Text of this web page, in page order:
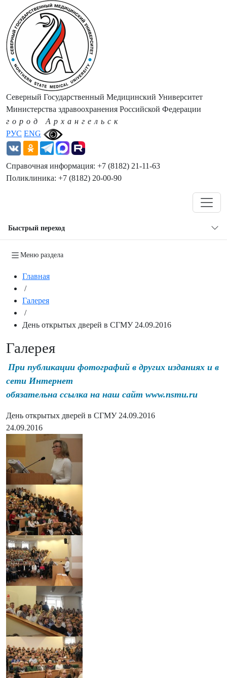
РУС ENG
Северный Государственный Медицинский Университет
Министерства здравоохранения Российской Федерации
город Архангельск
Справочная информация: +7 (8182) 21-11-63
Поликлиника: +7 (8182) 20-00-90
Быстрый переход
Меню раздела
Главная
/
Галерея
/
День открытых дверей в СГМУ 24.09.2016
Галерея
При публикации фотографий в других изданиях и в
сети Интернет
обязательна ссылка на наш сайт www.nsmu.ru
День открытых дверей в СГМУ 24.09.2016
24.09.2016